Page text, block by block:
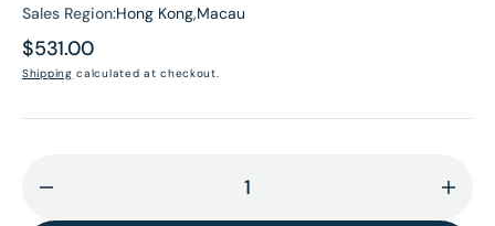
Sales Region:Hong Kong,Macau
Regular
price
$531.00
Shipping calculated at checkout.